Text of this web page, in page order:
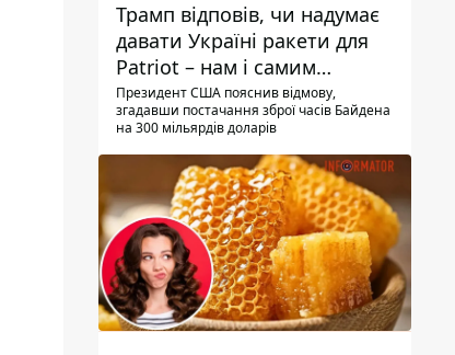
Трамп відповів, чи надумає
давати Україні ракети для
Patriot – нам і самим
потрібні
Президент США пояснив відмову,
згадавши постачання зброї часів Байдена
на 300 мільярдів доларів